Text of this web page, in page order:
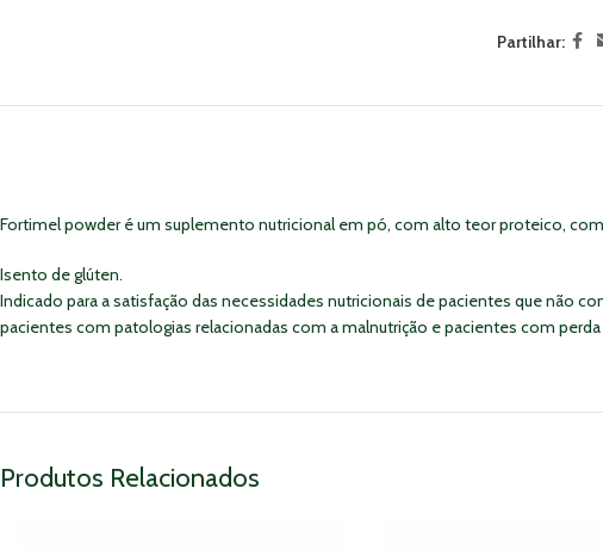
Partilhar:
Fortimel powder é um suplemento nutricional em pó, com alto teor proteico,
Isento de glúten.
Indicado para a satisfação das necessidades nutricionais de pacientes que não
pacientes com patologias relacionadas com a malnutrição e pacientes com
Produtos Relacionados